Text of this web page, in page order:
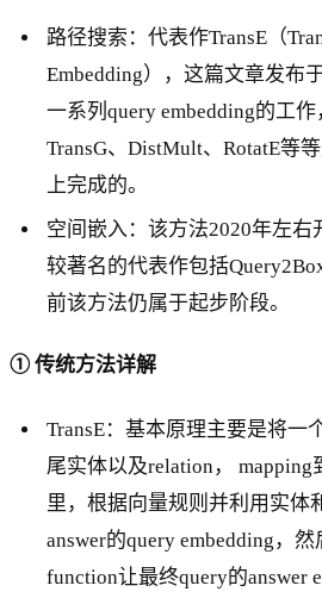
路径搜索：代表作TransE（
Embedding），这篇文章发布
一系列query embedding的工作
TransG、DistMult、RotatE等
上完成的。
空间嵌入：该方法2020年左右
较著名的代表作包括
前该方法仍属于起步阶段。
① 传统方法详解
TransE：基本原理主要是将一
尾实体以及relation， mapping
里，根据向量规则并利用实体
answer的query embedding，
function让最终query的answer